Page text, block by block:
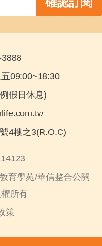
3888
09:00~18:30
假日休息)
4樓之3(R.O.C)
育學苑/華信整合公關
所有
策